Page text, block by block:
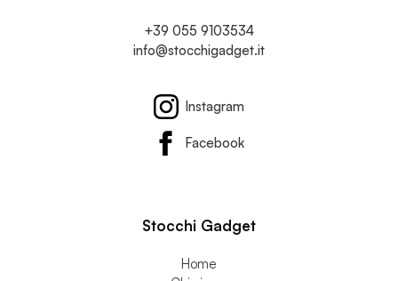
Contattaci
info@stocchigadget.it
Instagram
Stocchi Gadget